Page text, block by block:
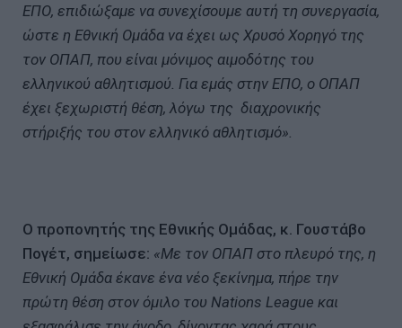
ΕΠΟ, επιδιώξαμε να συνεχίσουμε αυτή τη συνεργασία,
ώστε η Εθνική Ομάδα να έχει ως Χρυσό Χορηγό της
τον ΟΠΑΠ, που είναι μόνιμος αιμοδότης του
ελληνικού αθλητισμού. Για εμάς στην ΕΠΟ, ο ΟΠΑΠ
έχει ξεχωριστή θέση, λόγω της διαχρονικής
στήριξής του στον ελληνικό αθλητισμό».
Ο προπονητής της Εθνικής Ομάδας, κ. Γουστάβο
Πογέτ, σημείωσε: «Με τον ΟΠΑΠ στο πλευρό της, η
Εθνική Ομάδα έκανε ένα νέο ξεκίνημα, πήρε την
πρώτη θέση στον όμιλο του Nations League και